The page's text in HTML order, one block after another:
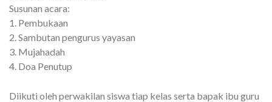
Susunan acara:
1. Pembukaan
2. Sambutan pengurus yayasan
3. Mujahadah
4. Doa Penutup
Diikuti oleh perwakilan siswa tiap kelas serta bapak ibu guru